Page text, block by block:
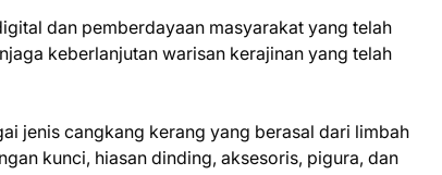
dan pemberdayaan masyarakat yang telah
keberlanjutan warisan kerajinan yang telah
jenis cangkang kerang yang berasal dari limbah
kunci, hiasan dinding, aksesoris, pigura, dan